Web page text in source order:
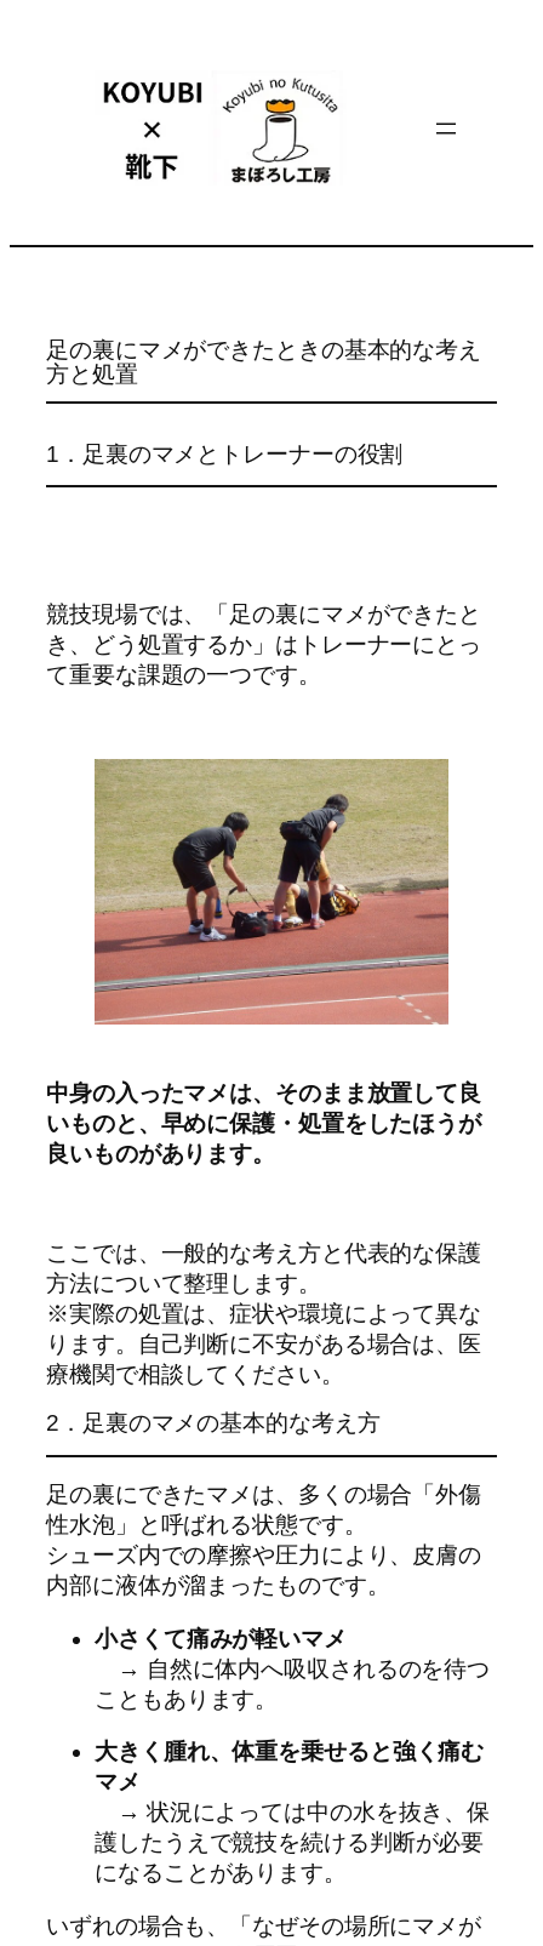
足の裏にマメができたときの基本的な考え
方と処置
1．足裏のマメとトレーナーの役割
競技現場では、「足の裏にマメができたと
き、どう処置するか」はトレーナーにとっ
て重要な課題の一つです。
中身の入ったマメは、そのまま放置して良
いものと、早めに保護・処置をしたほうが
良いものがあります。
ここでは、一般的な考え方と代表的な保護
方法について整理します。
※実際の処置は、症状や環境によって異な
ります。自己判断に不安がある場合は、医
療機関で相談してください。
2．足裏のマメの基本的な考え方
足の裏にできたマメは、多くの場合「外傷
性水泡」と呼ばれる状態です。
シューズ内での摩擦や圧力により、皮膚の
内部に液体が溜まったものです。
小さくて痛みが軽いマメ
→ 自然に体内へ吸収されるのを待つ
こともあります。
大きく腫れ、体重を乗せると強く痛む
マメ
→ 状況によっては中の水を抜き、保
護したうえで競技を続ける判断が必要
になることがあります。
いずれの場合も、「なぜその場所にマメが